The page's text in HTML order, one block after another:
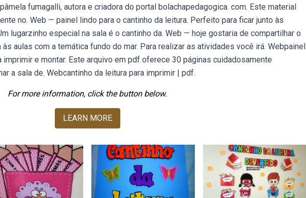
fumagalli, autora e criadora do portal bolachapedagogica. com. Este material
no. Web — painel lindo para o cantinho da leitura. Perfeito para ficar junto às
lugarzinho especial na sala é o cantinho da. Web — hoje gostaria de compartilhar o
aulas com a temática fundo do mar. Para realizar as atividades você irá. Webpainel
e montar. Este arquivo em pdf oferece 30 páginas cuidadosamente
a sala de. Webcantinho da leitura para imprimir | pdf.
For more information, click the button below.
LEARN MORE